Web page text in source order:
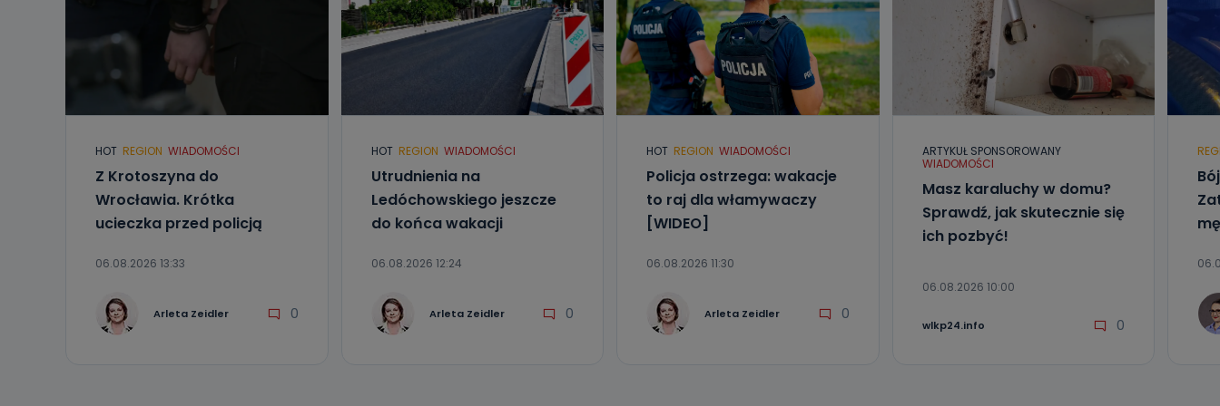
HOT REGION WIADOMOŚCI
Z Krotoszyna do
Wrocławia. Krótka
ucieczka przed policją
06.08.2026 13:33
Arleta Zeidler 0
HOT REGION WIADOMOŚCI
Utrudnienia na
Ledóchowskiego jeszcze
do końca wakacji
06.08.2026 12:24
Arleta Zeidler 0
HOT REGION WIADOMOŚCI
Policja ostrzega: wakacje
to raj dla włamywaczy
[WIDEO]
06.08.2026 11:30
Arleta Zeidler 0
ARTYKUŁ SPONSOROWANY
WIADOMOŚCI
Masz karaluchy w domu?
Sprawdź, jak skutecznie się
ich pozbyć!
06.08.2026 10:00
wlkp24.info 0